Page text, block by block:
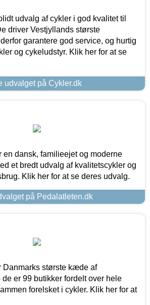
udvalg af cykler i god kvalitet til
driver Vestjyllands største
garantere god service, og hurtig
og cykeludstyr. Klik her for at se
udvalget på Cykler.dk
en dansk, familieejet og moderne
et bredt udvalg af kvalitetscykler og
Klik her for at se deres udvalg.
på Pedalatleten.dk
Danmarks største kæde af
er 99 butikker fordelt over hele
forelsket i cykler. Klik her for at